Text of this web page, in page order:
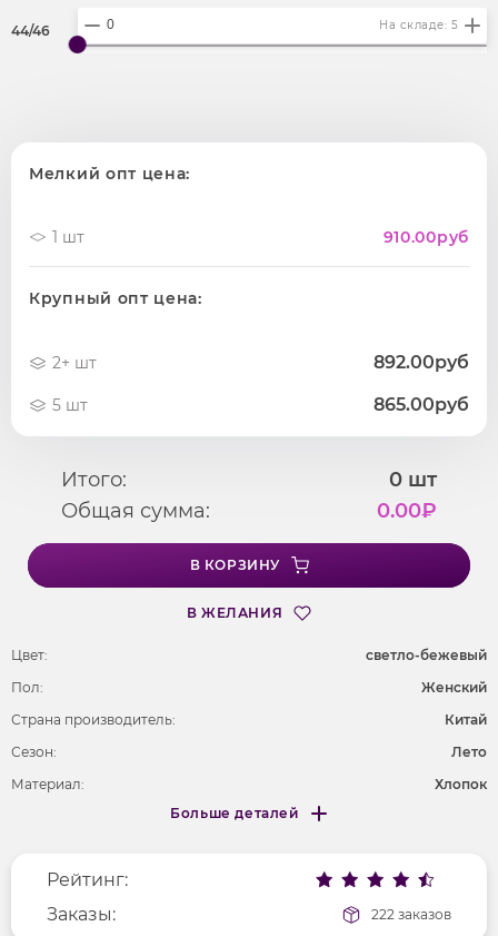
44/46 На складе: 5
Мелкий опт цена:
1 шт 910.00руб
Крупный опт цена:
2+ шт 892.00руб
5 шт 865.00руб
Итого: 0 шт
Общая сумма:
0.00₽
В КОРЗИНУ
В ЖЕЛАНИЯ
Цвет:
светло-бежевый
Пол:
Женский
Страна производитель:
Китай
Сезон:
Лето
Материал:
Хлопок
Фактура материала
текстильный
Больше деталей
Меньше деталей
Рейтинг:
Заказы:
222 заказов